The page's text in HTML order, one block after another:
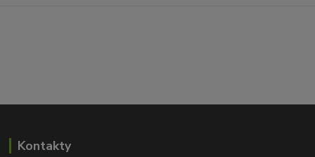
Kontakty